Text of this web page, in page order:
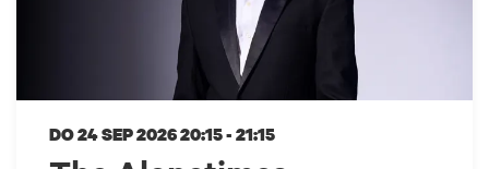
DO 24 SEP 202620:15 - 21:15